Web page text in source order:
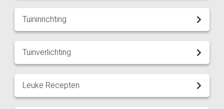
Tuininrichting
Tuinverlichting
Leuke Recepten